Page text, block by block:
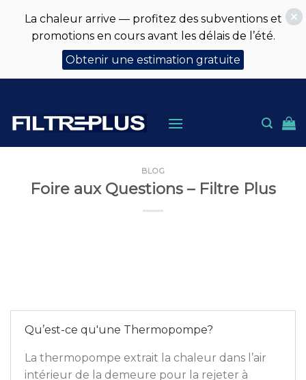
content
BLOG
Foire aux Questions – Filtre Plus
Qu’est-ce qu'une Thermopompe?
La thermopompe extrait la chaleur dans l’air
intérieur de la demeure pour la rejeter à
La chaleur arrive — profitez des subventions et
promotions en cours avant les délais de l’été.
Obtenir une estimation gratuite